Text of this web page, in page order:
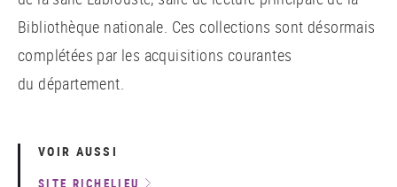
Bibliothèque nationale. Ces collections sont désormais
complétées par les acquisitions courantes
du département.
VOIR AUSSI
SITE RICHELIEU